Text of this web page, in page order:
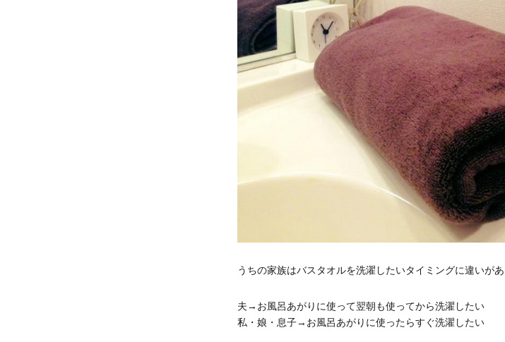
うちの家族はバスタオルを洗濯したいタイミングに違いがあ
夫→お風呂あがりに使って翌朝も使ってから洗濯したい
私・娘・息子→お風呂あがりに使ったらすぐ洗濯したい